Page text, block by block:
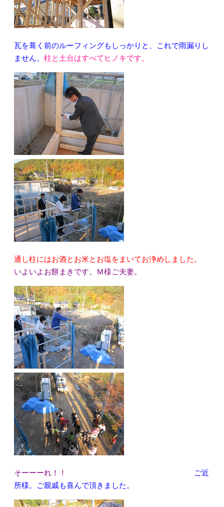
瓦を葺く前のルーフィングもしっかりと、これで雨漏りし
ません。 柱と土台はすべてヒノキです。
通し柱にはお酒とお米とお塩をまいてお浄めしました。
いよいよお餅まきです。Ｍ様ご夫妻。
そーーーれ！！
ご近
所様。ご親戚も喜んで頂きました。